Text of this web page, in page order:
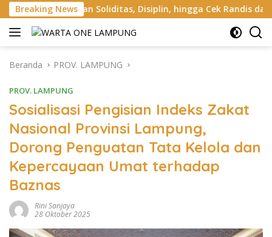
Langsung
ke
konten
Breaking News
Disiplin, hingga Cek Randis dan Senpi Dinas
Beranda PROV. LAMPUNG
PROV. LAMPUNG
Sosialisasi Pengisian Indeks Zakat
Nasional Provinsi Lampung,
Dorong Penguatan Tata Kelola dan
Kepercayaan Umat terhadap
Baznas
Rini Sanjaya
28 Oktober 2025